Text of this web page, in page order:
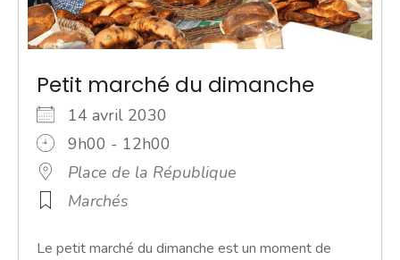
Petit marché du dimanche
14 avril 2030
9h00 - 12h00
Place de la République
Marchés
Le petit marché du dimanche est un moment de